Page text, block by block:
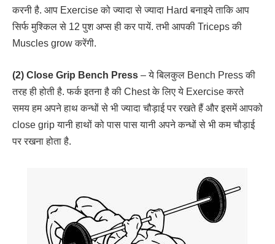
करनी है. आप Exercise को ज्यादा से ज्यादा Hard बनाइये ताकि आप
सिर्फ मुश्किल से 12 पुश अप्स ही कर पायें. तभी आपकी Triceps की
Muscles grow करेंगी.
(2) Close Grip Bench Press – ये बिलकुल Bench Press की
तरह ही होती है. फर्क इतना है की Chest के लिए ये Exercise करते
समय हम अपने हाथ कन्धों से भी ज्यादा चौड़ाई पर रखते हैं और इसमें आपको
close grip यानी हाथों को पास पास यानी अपने कन्धों से भी कम चौड़ाई
पर रखना होता है.